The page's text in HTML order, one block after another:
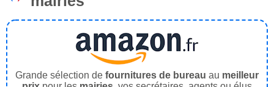
Grande sélection de fournitures de bureau au meilleur